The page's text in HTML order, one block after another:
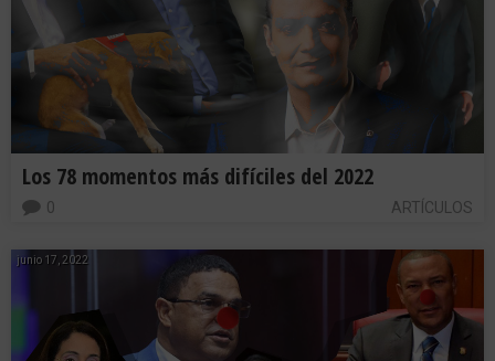
Los 78 momentos más difíciles del 2022
ARTÍCULOS
0
junio 17, 2022